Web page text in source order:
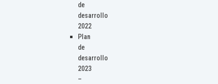
de
desarrollo
2022
Plan
de
desarrollo
2023
–